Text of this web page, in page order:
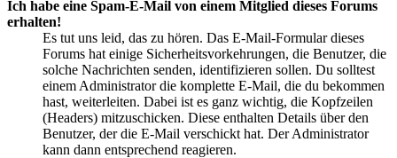
Ich habe eine Spam-E-Mail von einem Mitglied dieses Forums
erhalten!
Es tut uns leid, das zu hören. Das E-Mail-Formular dieses
Forums hat einige Sicherheitsvorkehrungen, die Benutzer, die
solche Nachrichten senden, identifizieren sollen. Du solltest
einem Administrator die komplette E-Mail, die du bekommen
hast, weiterleiten. Dabei ist es ganz wichtig, die Kopfzeilen
(Headers) mitzuschicken. Diese enthalten Details über den
Benutzer, der die E-Mail verschickt hat. Der Administrator
kann dann entsprechend reagieren.